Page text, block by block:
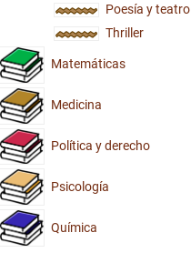
Poesía y teatro
Thriller
Matemáticas
Medicina
Política y derecho
Psicología
Química